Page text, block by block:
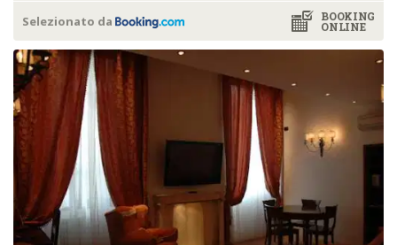
BOOKING
ONLINE
Selezionato da